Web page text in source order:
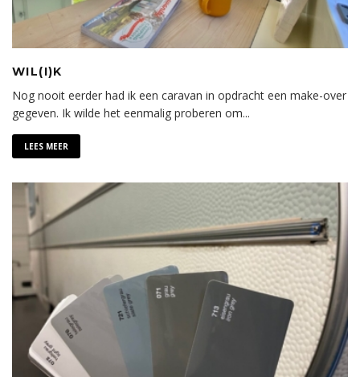
WIL(I)K
Nog nooit eerder had ik een caravan in opdracht een make-over
gegeven. Ik wilde het eenmalig proberen om...
LEES MEER